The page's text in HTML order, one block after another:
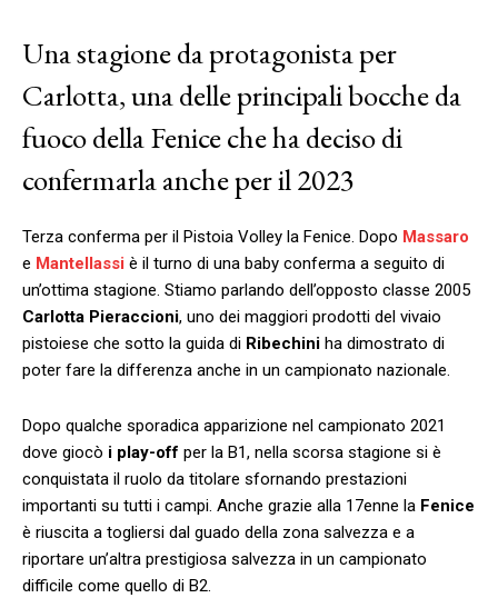
Una stagione da protagonista per
Carlotta, una delle principali bocche da
fuoco della Fenice che ha deciso di
confermarla anche per il 2023
Terza conferma per il Pistoia Volley la Fenice. Dopo Massaro
e Mantellassi è il turno di una baby conferma a seguito di
un’ottima stagione. Stiamo parlando dell’opposto classe 2005
Carlotta Pieraccioni, uno dei maggiori prodotti del vivaio
pistoiese che sotto la guida di Ribechini ha dimostrato di
poter fare la differenza anche in un campionato nazionale.
Dopo qualche sporadica apparizione nel campionato 2021
dove giocò i play-off per la B1, nella scorsa stagione si è
conquistata il ruolo da titolare sfornando prestazioni
importanti su tutti i campi. Anche grazie alla 17enne la Fenice
è riuscita a togliersi dal guado della zona salvezza e a
riportare un’altra prestigiosa salvezza in un campionato
difficile come quello di B2.